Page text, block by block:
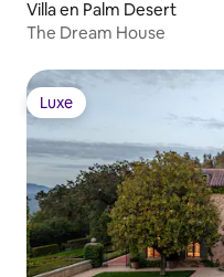
Villa en Palm Desert
The Dream House
Luxe
Luxe